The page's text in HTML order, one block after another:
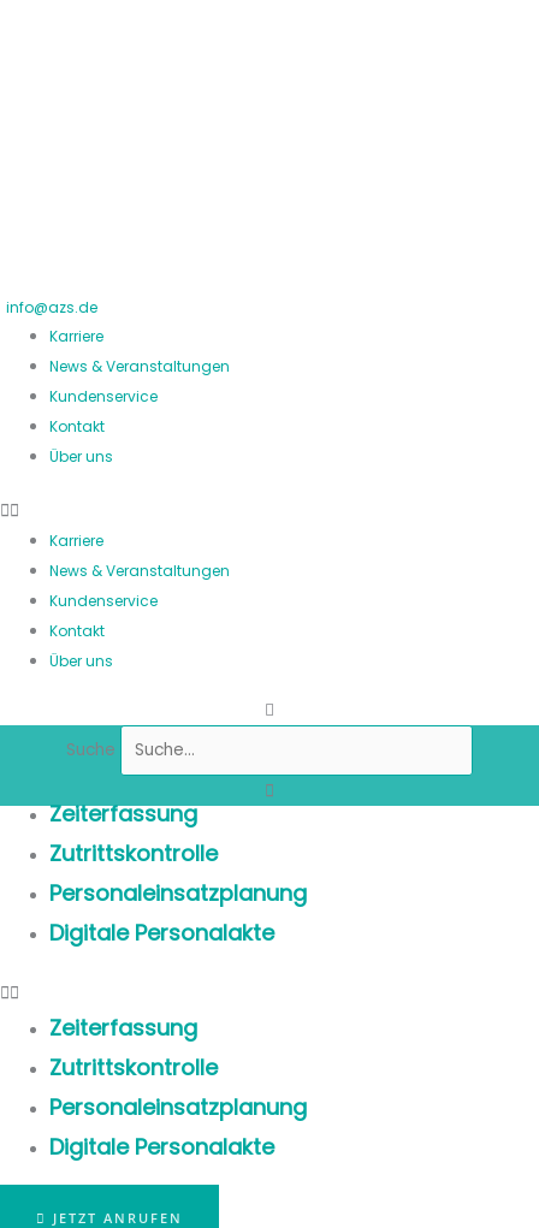
info@azs.de
Karriere
News & Veranstaltungen
Kundenservice
Kontakt
Über uns
Karriere
News & Veranstaltungen
Kundenservice
Kontakt
Über uns
Suche
Zeiterfassung
Zutrittskontrolle
Personaleinsatzplanung
Digitale Personalakte
Zeiterfassung
Zutrittskontrolle
Personaleinsatzplanung
Digitale Personalakte
JETZT ANRUFEN